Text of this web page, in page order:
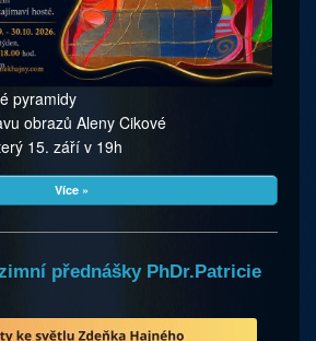
pyramidy
obrazů Aleny Cikové
15. září v 19h
Více »
přednášky PhDr.Patricie